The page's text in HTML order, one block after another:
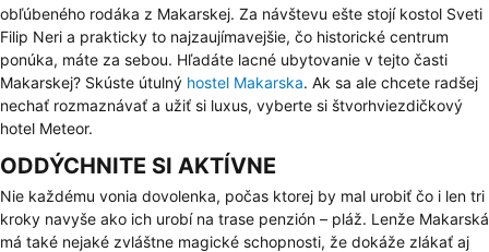
obľúbeného rodáka z Makarskej. Za návštevu ešte stojí kostol Sveti
Filip Neri a prakticky to najzaujímavejšie, čo historické centrum
ponúka, máte za sebou. Hľadáte lacné ubytovanie v tejto časti
Makarskej? Skúste útulný hostel Makarska. Ak sa ale chcete radšej
nechať rozmaznávať a užiť si luxus, vyberte si štvorhviezdičkový
hotel Meteor.
ODDÝCHNITE SI AKTÍVNE
Nie každému vonia dovolenka, počas ktorej by mal urobiť čo i len tri
kroky navyše ako ich urobí na trase penzión – pláž. Lenže Makarská
má také nejaké zvláštne magické schopnosti, že dokáže zlákať aj